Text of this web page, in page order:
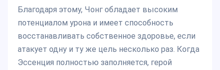
Благодаря этому, Чонг обладает высоким
потенциалом урона и имеет способность
восстанавливать собственное здоровье, если
атакует одну и ту же цель несколько раз. Когда
Эссенция полностью заполняется, герой